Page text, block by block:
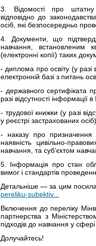
3. Відомості про штатну
відповідно до
осіб, які безпосередньо
4. Документи, що
навчання, встановленим
(електронні копії) таких
- диплома про освіту (у разі
електронній базі з питань
- державного сертифіката
разі відсутності інформації
- трудової книжки (у разі
у реєстрі застрахованих
- наказу про призначення
наявність цивільно-
навчання, та суб’єктом
5. Інформація про стан
вимог і стандартів
Детальніше — за цим
pereliku-subektiv...
Включення до переліку
партнерства з
підходів до навчання у
Долучайтесь!